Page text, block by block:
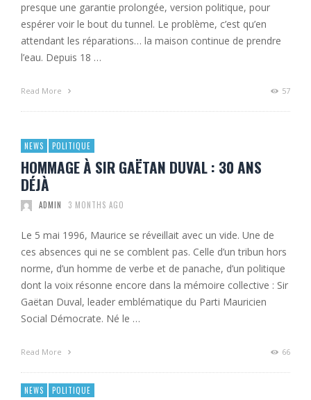
presque une garantie prolongée, version politique, pour
espérer voir le bout du tunnel. Le problème, c’est qu’en
attendant les réparations… la maison continue de prendre
l’eau. Depuis 18 …
Read More 57
NEWS POLITIQUE
HOMMAGE À SIR GAËTAN DUVAL : 30 ANS
DÉJÀ
ADMIN 3 MONTHS AGO
Le 5 mai 1996, Maurice se réveillait avec un vide. Une de
ces absences qui ne se comblent pas. Celle d’un tribun hors
norme, d’un homme de verbe et de panache, d’un politique
dont la voix résonne encore dans la mémoire collective : Sir
Gaëtan Duval, leader emblématique du Parti Mauricien
Social Démocrate. Né le …
Read More 66
NEWS POLITIQUE